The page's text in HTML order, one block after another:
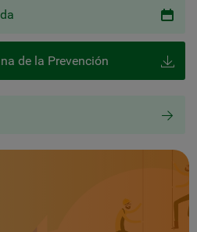
de la Prevención